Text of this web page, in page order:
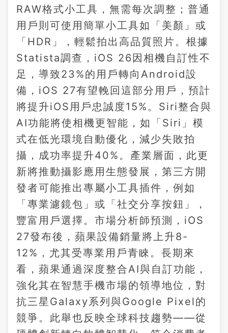
RAW格式小工具，無需每次調整；普通
用戶則可使用簡單小工具如「美顏」或
「HDR」，輕鬆拍出高品質照片。根據
Statista調查，iOS 26因相機自訂性不
足，導致23%的用戶轉向Android設
備，iOS 27有望輓回這部分用戶，預計
將提升iOS用戶忠誠度15%。Siri整合與
AI功能將使相機更智能，如「Siri」模
式在低光環境自動優化，減少失敗拍
攝，成功率提升40%。產業層面，此更
新將推動攝影應用生態發展，第三方開
發者可能推出專屬小工具插件，例如
「專業濾鏡包」或「社交分享按鈕」，
豐富用戶選擇。市場分析師預測，iOS
27發布後，蘋果設備銷量將上升8-
12%，尤其受專業用戶青睞。長期來
看，蘋果通過深度整合AI與自訂功能，
強化其在智慧手機市場的領導地位，對
抗三星Galaxy系列與Google Pixel的
競爭。此舉也反映全球科技趨勢——從